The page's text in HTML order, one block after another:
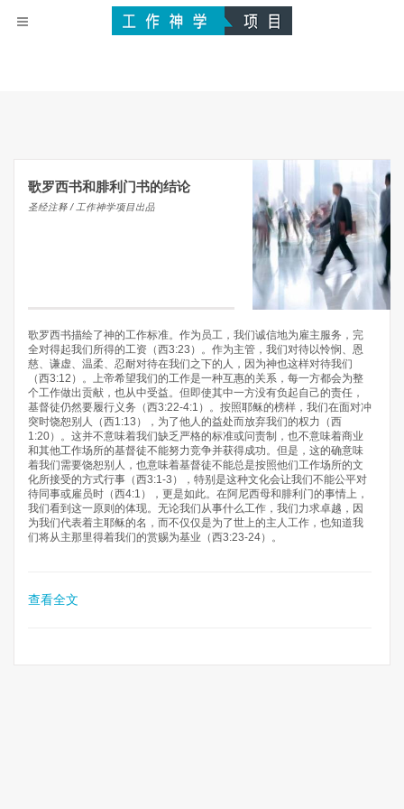
歌罗西书和腓利门书的结论
圣经注释 / 工作神学项目出品
歌罗西书描绘了神的工作标准。作为员工，我们诚信地为雇主服务，完
全对得起我们所得的工资（西3:23）。作为主管，我们对待以怜悯、恩
慈、谦虚、温柔、忍耐对待在我们之下的人，因为神也这样对待我们
（西3:12）。上帝希望我们的工作是一种互惠的关系，每一方都会为整
个工作做出贡献，也从中受益。但即使其中一方没有负起自己的责任，
基督徒仍然要履行义务（西3:22-4:1）。按照耶稣的榜样，我们在面对冲
突时饶恕别人（西1:13），为了他人的益处而放弃我们的权力（西
1:20）。这并不意味着我们缺乏严格的标准或问责制，也不意味着商业
和其他工作场所的基督徒不能努力竞争并获得成功。但是，这的确意味
着我们需要饶恕别人，也意味着基督徒不能总是按照他们工作场所的文
化所接受的方式行事（西3:1-3），特别是这种文化会让我们不能公平对
待同事或雇员时（西4:1），更是如此。在阿尼西母和腓利门的事情上，
我们看到这一原则的体现。无论我们从事什么工作，我们力求卓越，因
为我们代表着主耶稣的名，而不仅仅是为了世上的主人工作，也知道我
们将从主那里得着我们的赏赐为基业（西3:23-24）。
查看全文